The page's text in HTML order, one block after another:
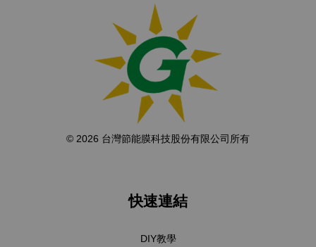
© 2026 台灣節能膜科技股份有限公司所有
快速連結
DIY教學